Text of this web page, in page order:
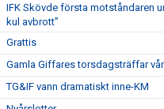
IFK Skövde första motståndaren
kul avbrott”
Grattis
Gamla Giffares torsdagsträffar
TG&IF vann dramatiskt inne-KM